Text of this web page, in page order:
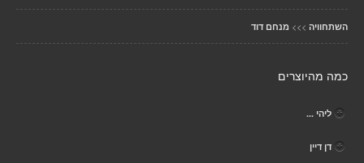
השתחוויה >>> מנחם דוד
כמה מהיוצרים
ליהי ...
דן דיין